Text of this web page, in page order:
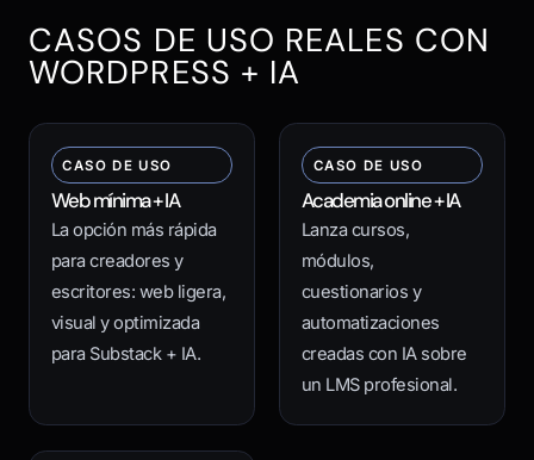
CASOS DE USO REALES CON
WORDPRESS + IA
CASO DE USO
Web mínima + IA
La opción más rápida
para creadores y
escritores: web ligera,
visual y optimizada
para Substack + IA.
CASO DE USO
Academia online + IA
Lanza cursos,
módulos,
cuestionarios y
automatizaciones
creadas con IA sobre
un LMS profesional.